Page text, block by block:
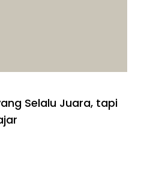
Selalu Juara, tapi